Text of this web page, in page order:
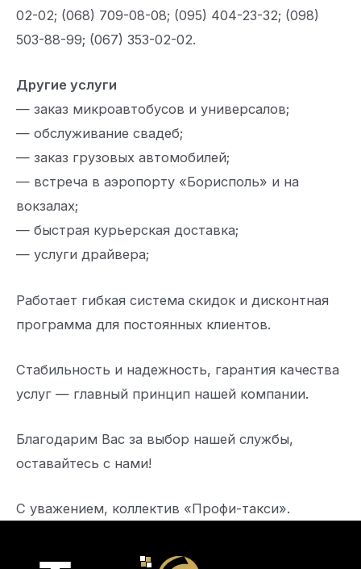
02-02; (068) 709-08-08; (095) 404-23-32; (098)
503-88-99; (067) 353-02-02.
Другие услуги
— заказ микроавтобусов и универсалов;
— обслуживание свадеб;
— заказ грузовых автомобилей;
— встреча в аэропорту «Борисполь» и на
вокзалах;
— быстрая курьерская доставка;
— услуги драйвера;
Работает гибкая система скидок и дисконтная
программа для постоянных клиентов.
Стабильность и надежность, гарантия качества
услуг — главный принцип нашей компании.
Благодарим Вас за выбор нашей службы,
оставайтесь с нами!
С уважением, коллектив «Профи-такси».